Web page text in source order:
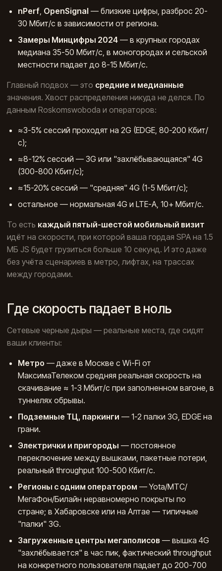
nPerf OpenSignal — близкие цифры, разброс 20-
30 Мбит/с в зависимости от региона.
Замеры Минцифры 2024 — в крупных городах
медиана 35-50 Мбит/с, в моногородах и сельской
местности падает до 8-15 Мбит/с.
Главный подвох — это средние и медианные
значения. Хвост распределения никуда не делся. По
данным Roskomswoboda и операторов:
≈3-5% сессий проходят на 2G (EDGE, 80-200 Кбит/
с);
≈8-12% сессий — 3G или "захлёбывающаяся" 4G
(300-800 Кбит/с);
≈15-20% сессий — "средняя" 4G (1-5 Мбит/с);
остальное — нормальная 4G и LTE-A, 10+ Мбит/с.
То есть каждый пятый-шестой мобильный визит
идёт на скорости, при которой ваша гордая SPA на 1.5
МБ JS будет грузиться больше 10 секунд. И это даже
без учёта сценариев в метро, лифтах, на трассах
между городами.
Где скорость падает в ноль
Сетевые черные дыры — реальные места, где сидят
ваши клиенты:
Метро — даже в Москве с Wi-Fi от
МаксимаТелеком средняя реальная скорость на
скачивание ≈ 1-3 Мбит/с при заполненном вагоне, в
туннелях обрывы.
Подземные ТЦ, паркинги — 1-2 палки 3G, EDGE на
грани.
Электрички и пригороды — постоянное
переключение между вышками, пакетные потери,
реальный throughput 100-500 Кбит/с.
Регионы с одним оператором — Yota/МТС/
МегаФон/Билайн неравномерно покрыты по
стране; в Хабаровске или на Алтае — типичные
"палки" 3G.
Загруженные центры мегаполисов — вышка 4G
"захлёбывается" в час пик, фактический throughput
на конкретного пользователя падает до 200-700